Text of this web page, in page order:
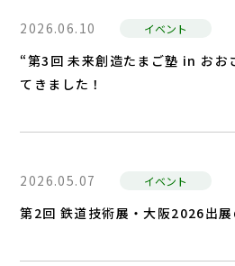
2026.06.10 イベント
“第3回 未来創造たまご塾 in おお
てきました！
2026.05.07 イベント
第2回 鉄道技術展・大阪2026出展